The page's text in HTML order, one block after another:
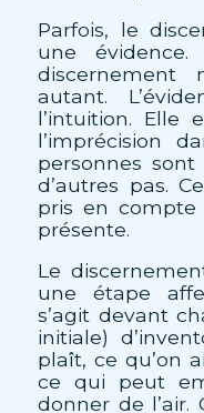
Parfois, le
une évidence.
autant.
l’intuition. Elle
l’imprécision
personnes
d’autres pas.
pris en compte
présente.
Le
une étape
s’agit devant
initiale)
plaît, ce qu’on
ce qui peut
donner de l’air.